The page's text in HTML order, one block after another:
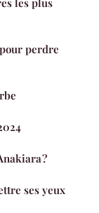
les plus
perdre
?
ses yeux